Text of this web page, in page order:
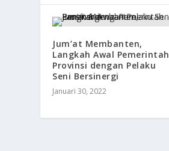
Jum’at Membanten,
Langkah Awal Pemerintah
Provinsi dengan Pelaku
Seni Bersinergi
Januari 30, 2022